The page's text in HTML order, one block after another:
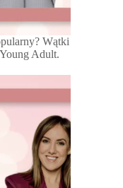
Wątki
Adult.